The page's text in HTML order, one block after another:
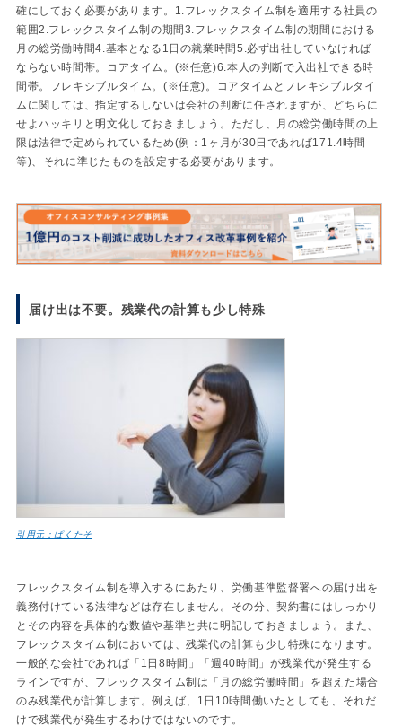
確にしておく必要があります。1.フレックスタイム制を適用する社員の
範囲2.フレックスタイム制の期間3.フレックスタイム制の期間における
月の総労働時間4.基本となる1日の就業時間5.必ず出社していなければ
ならない時間帯。コアタイム。(※任意)6.本人の判断で入出社できる時
間帯。フレキシブルタイム。(※任意)。コアタイムとフレキシブルタイ
ムに関しては、指定するしないは会社の判断に任されますが、どちらに
せよハッキリと明文化しておきましょう。ただし、月の総労働時間の上
限は法律で定められているため(例：1ヶ月が30日であれば171.4時間
等)、それに準じたものを設定する必要があります。
届け出は不要。残業代の計算も少し特殊
引用元：ぱくたそ
フレックスタイム制を導入するにあたり、労働基準監督署への届け出を
義務付けている法律などは存在しません。その分、契約書にはしっかり
とその内容を具体的な数値や基準と共に明記しておきましょう。また、
フレックスタイム制においては、残業代の計算も少し特殊になります。
一般的な会社であれば「1日8時間」「週40時間」が残業代が発生する
ラインですが、フレックスタイム制は「月の総労働時間」を超えた場合
のみ残業代が計算します。例えば、1日10時間働いたとしても、それだ
けで残業代が発生するわけではないのです。